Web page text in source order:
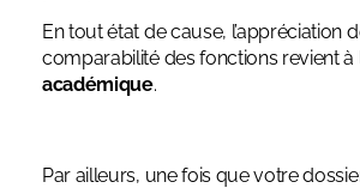
En tout état de cause, l’appréciation
comparabilité des fonctions revient à
académique.
Par ailleurs, une fois que votre